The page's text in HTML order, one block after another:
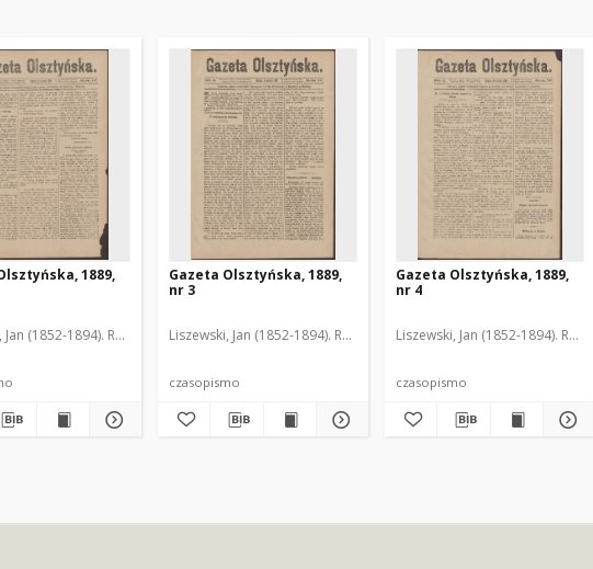
1889,
(1852-1894). Red.
Gazeta Olsztyńska, 1889,
nr 3
Liszewski, Jan (1852-1894). Red.
czasopismo
Gazeta Olsztyńska, 1889,
nr 4
Liszewski, Jan (1852-1894). Red.
czasopismo